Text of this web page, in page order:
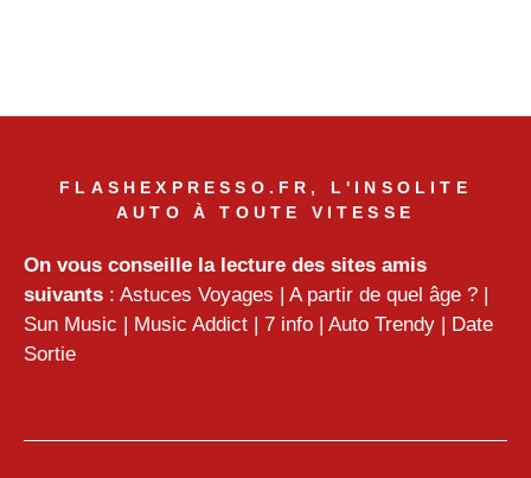
FLASHEXPRESSO.FR, L'INSOLITE
AUTO À TOUTE VITESSE
On vous conseille la lecture des sites amis
suivants : Astuces Voyages | A partir de quel âge ? |
Sun Music | Music Addict | 7 info | Auto Trendy | Date
Sortie